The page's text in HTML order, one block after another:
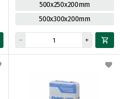
500x250x200mm
500x300x200mm